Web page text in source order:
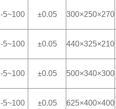
-5~100 ±0.05 300×250×270
-5~100 ±0.05 440×325×210
-5~100 ±0.05 500×340×300
-5~100 ±0.05 625×400×400